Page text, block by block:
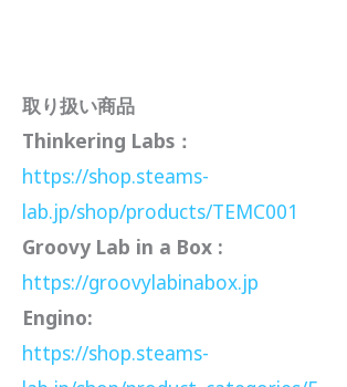
取り扱い商品
Thinkering Labs：
https://shop.steams-
lab.jp/shop/products/TEMC001
Groovy Lab in a Box :
https://groovylabinabox.jp
Engino:
https://shop.steams-